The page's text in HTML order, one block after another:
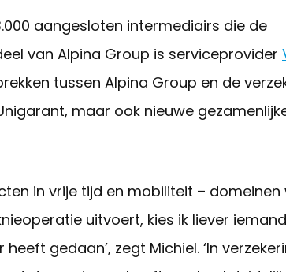
aangesloten intermediairs die de
van Alpina Group is serviceprovider
tussen Alpina Group en de
maar ook nieuwe
in vrije tijd en mobiliteit – domeinen
uitvoert, kies ik liever
gedaan’, zegt Michiel. ‘In